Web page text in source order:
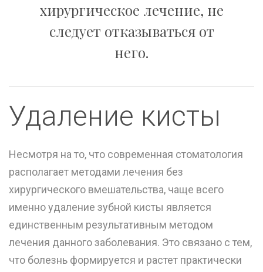
хирургическое лечение, не
следует отказываться от
него.
Удаление кисты
Несмотря на то, что современная стоматология
располагает методами лечения без
хирургического вмешательства, чаще всего
именно удаление зубной кисты является
единственным результативным методом
лечения данного заболевания. Это связано с тем,
что болезнь формируется и растет практически